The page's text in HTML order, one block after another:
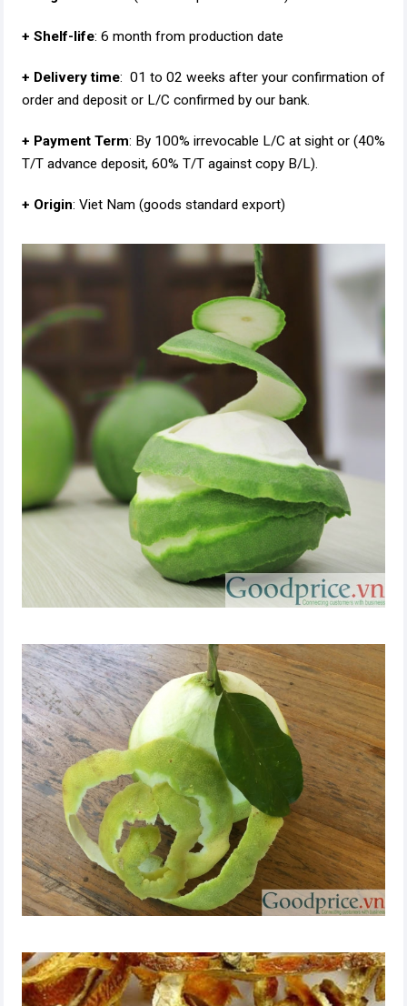
+ Shelf-life: 6 month from production date
+ Delivery time: 01 to 02 weeks after your confirmation of
order and deposit or L/C confirmed by our bank.
+ Payment Term: By 100% irrevocable L/C at sight or (40%
T/T advance deposit, 60% T/T against copy B/L).
+ Origin: Viet Nam (goods standard export)